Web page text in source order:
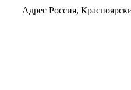
Адрес Россия,